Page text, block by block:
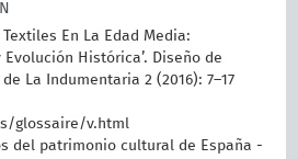
Textiles En La Edad Media:
Histórica’. Diseño de
La Indumentaria 2 (2016): 7–17
glossaire/v.html
del patrimonio cultural de España -